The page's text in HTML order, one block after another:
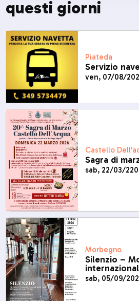
questi giorni
Piateda
Servizio
ven, 07/08/
Castello
Sagra di
sab, 22/03/
Morbegno
Silenzio –
sab, 05/09/